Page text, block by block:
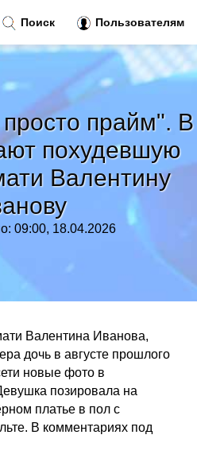
прайм". В
похудевшую
Валентину
09:00, 18.04.2026
Валентина Иванова,
дочь в августе прошлого
новые фото в
позировала на
платье в пол с
В комментариях под
Поиск Пользователям